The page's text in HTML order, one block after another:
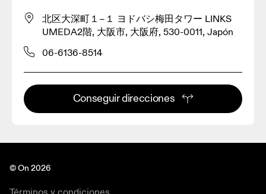
北区大深町１−１ ヨドバシ梅田タワー LINKS
UMEDA2階, 大阪市, 大阪府, 530-0011, Japón
06-6136-8514
Conseguir direcciones
© On 2026